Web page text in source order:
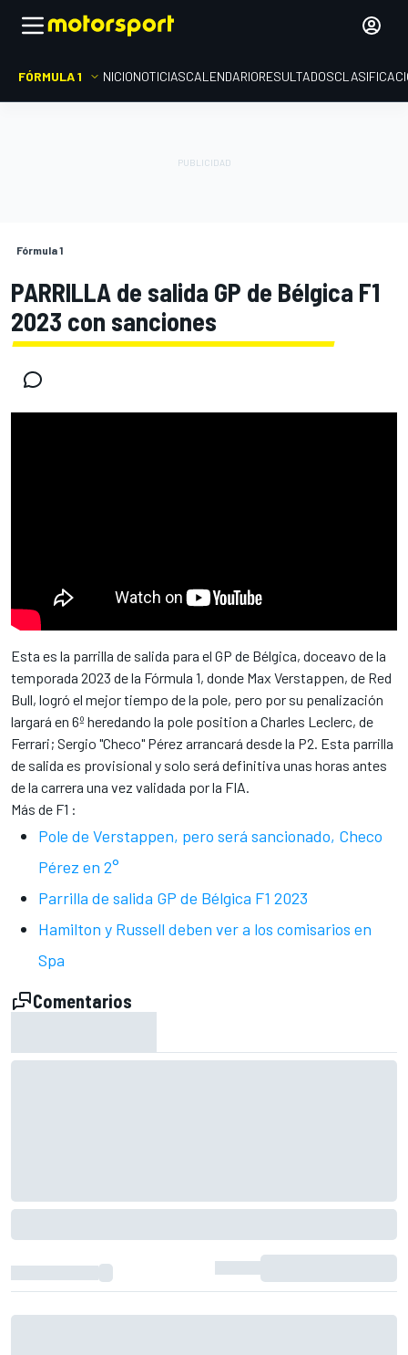
FÓRMULA 1 INICIONOTICIASCALENDARIORESULTADOS
Fórmula 1
PARRILLA de salida GP de Bélgica F1
2023 con sanciones
Esta es la parrilla de salida para el GP de Bélgica, doceavo de la
temporada 2023 de la Fórmula 1, donde Max Verstappen, de Red
Bull, logró el mejor tiempo de la pole, pero por su penalización
largará en 6º heredando la pole position a Charles Leclerc, de
Ferrari; Sergio "Checo" Pérez arrancará desde la P2. Esta parrilla
de salida es provisional y solo será definitiva unas horas antes
de la carrera una vez validada por la FIA.
Más de F1 :
Pole de Verstappen, pero será sancionado, Checo
Pérez en 2°
Parrilla de salida GP de Bélgica F1 2023
Hamilton y Russell deben ver a los comisarios en
Spa
Comentarios